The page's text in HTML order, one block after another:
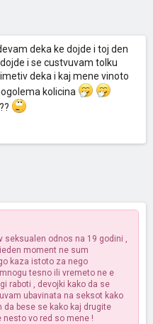
deka ke dojde i toj den
i se custvuvam tolku
deka i kaj mene vinoto
kolicina
seksualen odnos na 19 godini ,
moment ne sum
kaza istoto za nego
tesno ili vremeto ne e
raboti , devojki kako da se
ubavinata na seksot kako
da bese se kako kaj drugite
vo red so mene !